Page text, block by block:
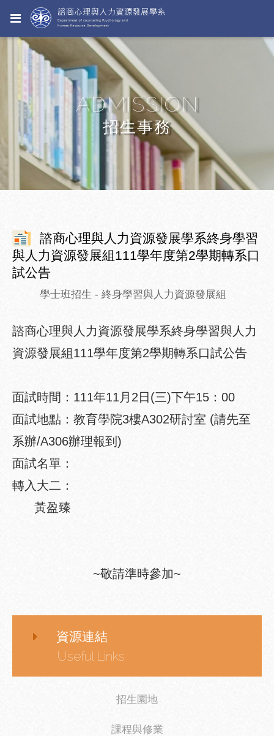
ADMISSION
招生事務
諮商心理與人力資源發展學系終身學習
與人力資源發展組111學年度第2學期轉系口
試公告
學士班招生 - 終身學習與人力資源發展組
諮商心理與人力資源發展學系終身學習與人力
資源發展組111學年度第2學期轉系口試公告
面試時間：111年11月2日(三)下午15：00
面試地點：教育學院3樓A302研討室 (請先至
系辦/A306辦理報到)
面試名單：
轉入大二：
黃盈臻
~敬請準時參加~
資源連結
Useful Links
招生園地
課程與修業